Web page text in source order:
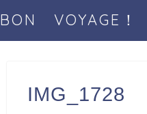
BON VOYAGE！
IMG_1728